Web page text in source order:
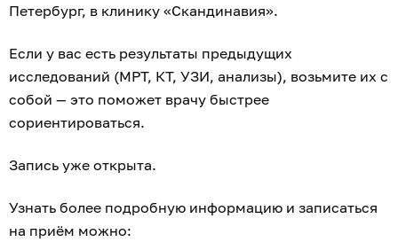
Петербург, в клинику «Скандинавия».
Если у вас есть результаты предыдущих
исследований (МРТ, КТ, УЗИ, анализы), возьмите их с
собой — это поможет врачу быстрее
сориентироваться.
Запись уже открыта.
Узнать более подробную информацию и записаться
на приём можно: